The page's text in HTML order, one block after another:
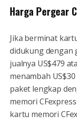
Harga Pergear
Jika berminat
didukung dengan
jualnya US$479
menambah
paket lengkap
memori
kartu memori